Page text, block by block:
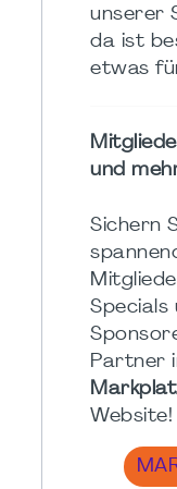
unserer
da ist
etwas
und
Sichern
Specials
Partner
Website!